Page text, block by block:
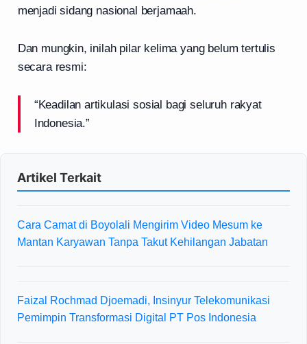
menjadi sidang nasional berjamaah.
Dan mungkin, inilah pilar kelima yang belum tertulis
secara resmi:
“Keadilan artikulasi sosial bagi seluruh rakyat
Indonesia.”
Artikel Terkait
Cara Camat di Boyolali Mengirim Video Mesum ke
Mantan Karyawan Tanpa Takut Kehilangan Jabatan
Faizal Rochmad Djoemadi, Insinyur Telekomunikasi
Pemimpin Transformasi Digital PT Pos Indonesia